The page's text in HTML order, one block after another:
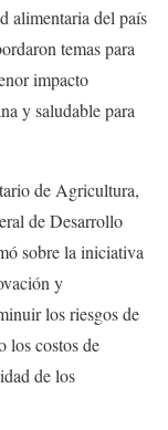
alimentaria del país
temas para
impacto
y saludable para
de Agricultura,
de Desarrollo
sobre la iniciativa
y
los riesgos de
los costos de
de los